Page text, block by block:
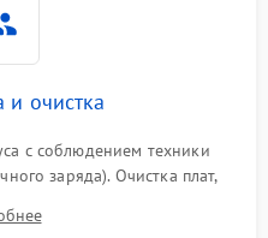
и очистка
с соблюдением техники
заряда). Очистка плат,
перегрева и замыканий.